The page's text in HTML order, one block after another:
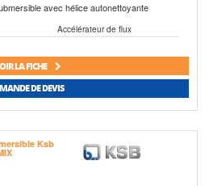
avec hélice autonettoyante
Accélérateur de flux
LA FICHE
DE DEVIS